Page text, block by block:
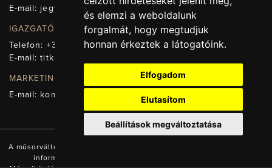
és elemzi a weboldalunk
forgalmát, hogy megtudjuk
honnan érkeztek a látogatóink.
Elfogadom
Elutasítom
Beállítások megváltoztatása
E-mail: jegy@pnsz.hu
IGAZGATÓSÁG, TITKÁRSÁG
Telefon:+36 72 512-671
E-mail:titkarsag@pnsz.hu
MARKETING, SAJTÓ, KOMMUNIKÁCIÓ
E-mail: kommunikacio@pnsz.hu
A műsorváltozás jogát fenntartjuk! A honlapon található valamennyi
információ a Pécsi Nemzeti Színház tulajdonát képezi.